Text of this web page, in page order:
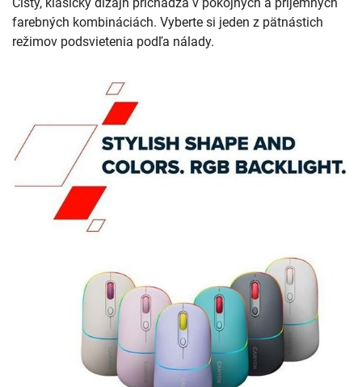
farebných kombináciách. Vyberte si jeden z pätnástich
režimov podsvietenia podľa nálady.